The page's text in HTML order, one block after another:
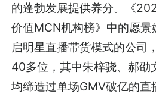
的蓬勃发展提供养分。《
价值MCN机构榜》中的愿
启明星直播带货模式的公司
40多位，其中朱梓骁、郝劭
均缔造过单场GMV破亿的直